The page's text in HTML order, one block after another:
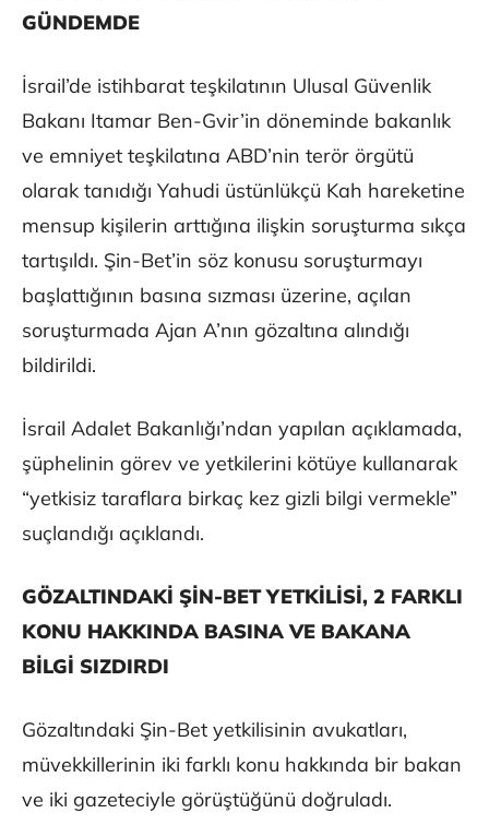
GÜNDEMDE
İsrail’de istihbarat teşkilatının Ulusal Güvenlik
Bakanı Itamar Ben-Gvir’in döneminde bakanlık
ve emniyet teşkilatına ABD’nin terör örgütü
olarak tanıdığı Yahudi üstünlükçü Kah hareketine
mensup kişilerin arttığına ilişkin soruşturma sıkça
tartışıldı. Şin-Bet’in söz konusu soruşturmayı
başlattığının basına sızması üzerine, açılan
soruşturmada Ajan A’nın gözaltına alındığı
bildirildi.
İsrail Adalet Bakanlığı’ndan yapılan açıklamada,
şüphelinin görev ve yetkilerini kötüye kullanarak
“yetkisiz taraflara birkaç kez gizli bilgi vermekle”
suçlandığı açıklandı.
GÖZALTINDAKİ ŞİN-BET YETKİLİSİ, 2 FARKLI
KONU HAKKINDA BASINA VE BAKANA
BİLGİ SIZDIRDI
Gözaltındaki Şin-Bet yetkilisinin avukatları,
müvekkillerinin iki farklı konu hakkında bir bakan
ve iki gazeteciyle görüştüğünü doğruladı.